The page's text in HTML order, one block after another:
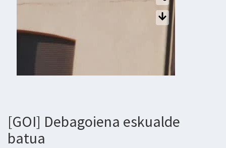
[GOI] Debagoiena eskualde
batua